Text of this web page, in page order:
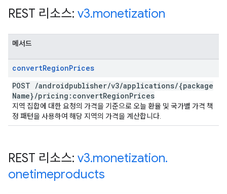
REST 리소스: v3.monetization
메서드
convertRegionPrices
POST /androidpublisher/v3/applications/{package
Name}/pricing:convertRegionPrices
지역 집합에 대한 요청의 가격을 기준으로 오늘 환율 및 국가별 가격 책
정 패턴을 사용하여 해당 지역의 가격을 계산합니다.
REST 리소스: v3.monetization.
onetimeproducts